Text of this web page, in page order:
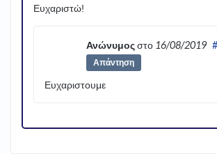
Ευχαριστώ!
Ανώνυμοςστο 16/08/2019 #
Απάντηση
Ευχαριστουμε